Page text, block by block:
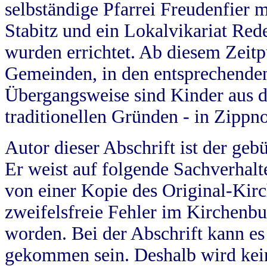
selbständige Pfarrei Freudenfier
Stabitz und ein Lokalvikariat
wurden errichtet. Ab diesem
Gemeinden, in den
Übergangsweise sind Kinder aus
traditionellen Gründen - in
Autor dieser Abschrift ist der
Er weist auf folgende
von einer Kopie des Original-
zweifelsfreie Fehler im
worden. Bei der Abschrift kann
gekommen sein. Deshalb wird